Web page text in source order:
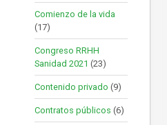
Comienzo de la vida
(17)
Congreso RRHH
Sanidad 2021 (23)
Contenido privado (9)
Contratos públicos (6)